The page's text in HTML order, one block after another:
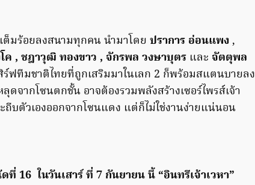
มร้อยลงสนามทุกคน นำมาโดย ปราการ อ่อนแพง,
ค , ชฎาวุฒิ ทองขาว , จักรพล วงษาบุตร และ จัตตุพล
ร์ฟทีมชาติไทยที่ถูกเสริมมาในเลก 2 ก็พร้อมสแตนบายลง
ดจากโซนตกชั้น อาจต้องรวมพลังสร้างเซอร์ไพรส์เจ้า
บตัวเองออกจากโซนแดง แต่ก็ไม่ใช่งานง่ายแน่นอน
16 ในวันเสาร์ ที่ 7 กันยายน นี้ “อินทรีเจ้าเวหา”